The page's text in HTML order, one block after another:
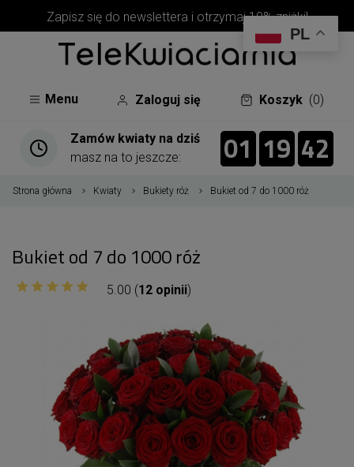
Zapisz się do newslettera i otrzymaj 10% zniżki!
Menu Zaloguj się Koszyk (0)
Zamów kwiaty na dziś
masz na to jeszcze:
01
01
00 19
19
00 41
41
42
Strona główna Kwiaty Bukiety róż Bukiet od 7 do 1000 róż
Bukiet od 7 do 1000 róż
5.00 (12 opinii)
PL